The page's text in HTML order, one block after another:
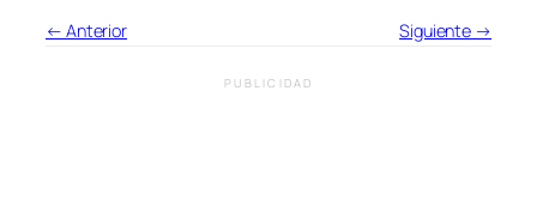
← Anterior Siguiente →
PUBLICIDAD